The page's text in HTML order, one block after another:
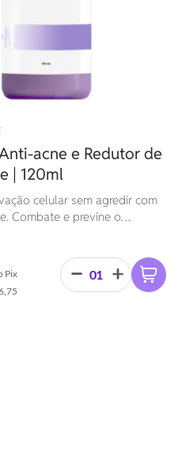
acne e Redutor de
| 120ml
celular sem agredir com
Combate e previne o
Pix